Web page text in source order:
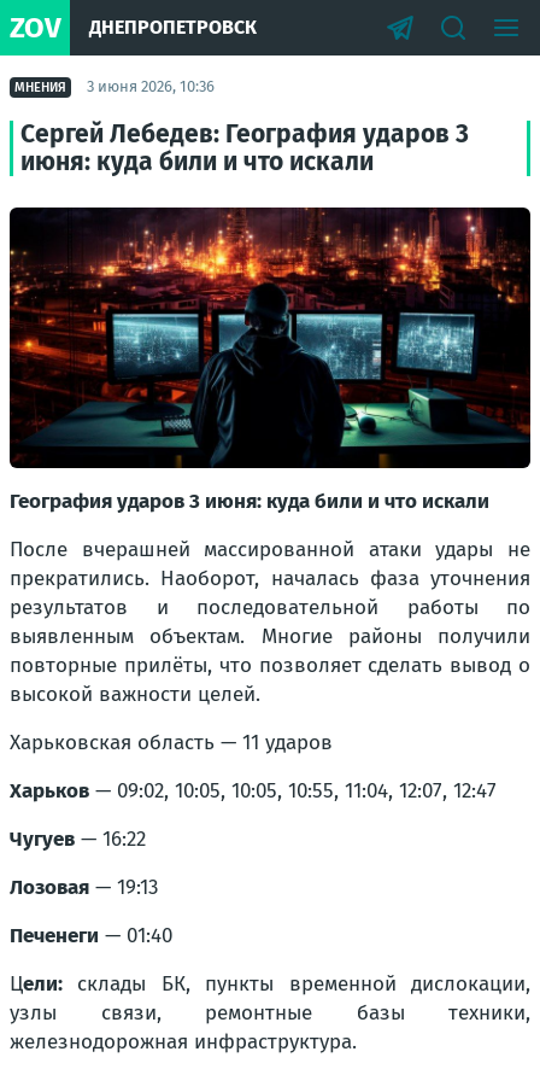
ZOV ДНЕПРОПЕТРОВСК
МНЕНИЯ 3 июня 2026, 10:36
Сергей Лебедев: География ударов 3
июня: куда били и что искали
География ударов 3 июня: куда били и что искали
После вчерашней массированной атаки удары не
прекратились. Наоборот, началась фаза уточнения
результатов и последовательной работы по
выявленным объектам. Многие районы получили
повторные прилёты, что позволяет сделать вывод о
высокой важности целей.
Харьковская область — 11 ударов
Харьков — 09:02, 10:05, 10:05, 10:55, 11:04, 12:07, 12:47
Чугуев — 16:22
Лозовая — 19:13
Печенеги — 01:40
Цели: склады БК, пункты временной дислокации,
узлы связи, ремонтные базы техники,
железнодорожная инфраструктура.